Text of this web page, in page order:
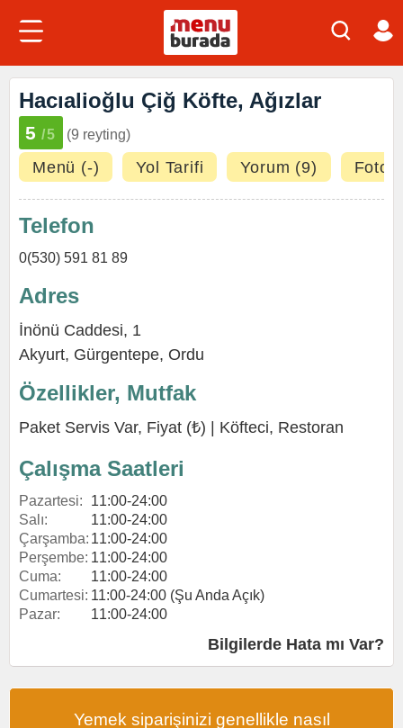
Hacıalioğlu Çiğ Köfte, Ağızlar
5 /5 (9 reyting)
Menü (-) Yol Tarifi Yorum (9)
Telefon
0(530) 591 81 89
Adres
İnönü Caddesi, 1
Akyurt, Gürgentepe, Ordu
Özellikler, Mutfak
Paket Servis Var, Fiyat (₺) | Köfteci, Restoran
Çalışma Saatleri
Pazartesi:
11:00-24:00
Salı:
11:00-24:00
Çarşamba: 11:00-24:00
Perşembe: 11:00-24:00
Cuma:
11:00-24:00
Cumartesi: 11:00-24:00 (Şu Anda Açık)
Pazar:
11:00-24:00
Bilgilerde Hata mı Var?
Yemek siparişinizi genellikle nasıl